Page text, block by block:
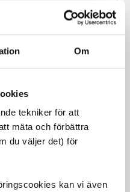
Om
tekniker för att
mäta och förbättra
du väljer det) för
kan vi även
säkerställs lång
gör det till ett
för föräldrar som
hållbarhet till sin